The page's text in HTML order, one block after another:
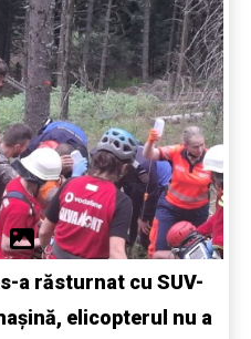
a răsturnat cu SUV-
elicopterul nu a